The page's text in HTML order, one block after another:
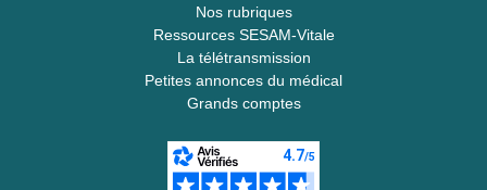
Nos rubriques
Ressources SESAM-Vitale
La télétransmission
Petites annonces du médical
Grands comptes